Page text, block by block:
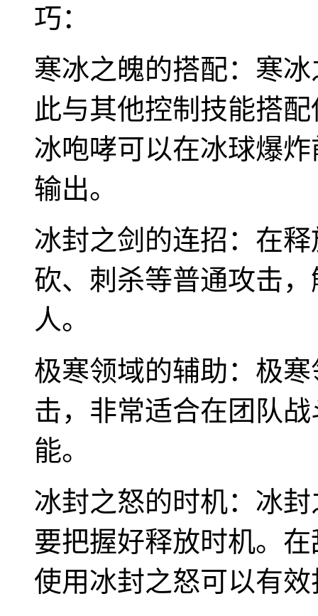
巧：
寒冰之魄的搭配：寒
此与其他控制技能搭
冰咆哮可以在冰球爆
输出。
冰封之剑的连招：在
砍、刺杀等普通攻击
人。
极寒领域的辅助：极
击，非常适合在团队
能。
冰封之怒的时机：冰
要把握好释放时机。
使用冰封之怒可以有